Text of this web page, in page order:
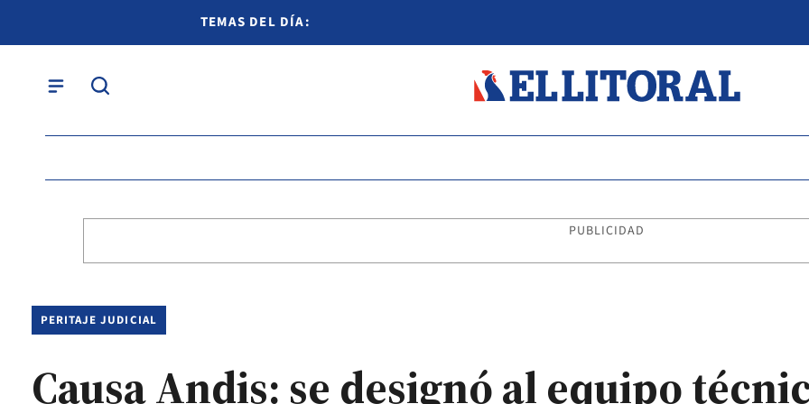
TEMAS DEL DÍA:
PUBLICIDAD
PERITAJE JUDICIAL
Causa Andis: se designó al equipo